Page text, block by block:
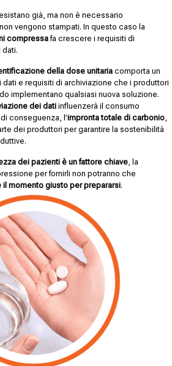
già, ma non è necessario
vengono stampati. In questo caso la
compressafa crescere i requisiti di
dati.
della dose unitariacomporta un
dati e requisiti di archiviazione che i produttori
implementano qualsiasi nuova soluzione.
dei datiinfluenzerà il consumo
conseguenza, l’impronta totale di carbonio,
dei produttori per garantire la sostenibilità
dei pazienti è un fattore chiave, la
per fornirli non potranno che
il momento giusto per prepararsi.